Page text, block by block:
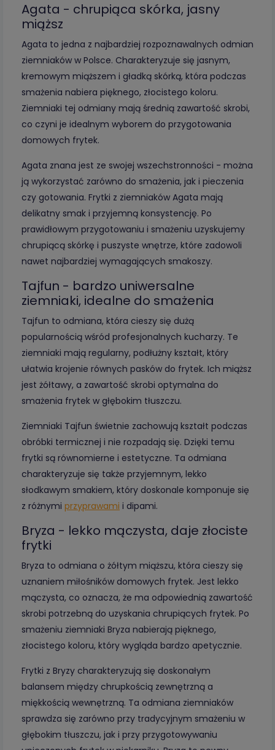
Agata - chrupiąca skórka, jasny
miąższ
Agata to jedna z najbardziej rozpoznawalnych odmian
ziemniaków w Polsce. Charakteryzuje się jasnym,
kremowym miąższem i gładką skórką, która podczas
smażenia nabiera pięknego, złocistego koloru.
Ziemniaki tej odmiany mają średnią zawartość skrobi,
co czyni je idealnym wyborem do przygotowania
domowych frytek.
Agata znana jest ze swojej wszechstronności - można
ją wykorzystać zarówno do smażenia, jak i pieczenia
czy gotowania. Frytki z ziemniaków Agata mają
delikatny smak i przyjemną konsystencję. Po
prawidłowym przygotowaniu i smażeniu uzyskujemy
chrupiącą skórkę i puszyste wnętrze, które zadowoli
nawet najbardziej wymagających smakoszy.
Tajfun - bardzo uniwersalne
ziemniaki, idealne do smażenia
Tajfun to odmiana, która cieszy się dużą
popularnością wśród profesjonalnych kucharzy. Te
ziemniaki mają regularny, podłużny kształt, który
ułatwia krojenie równych pasków do frytek. Ich miąższ
jest żółtawy, a zawartość skrobi optymalna do
smażenia frytek w głębokim tłuszczu.
Ziemniaki Tajfun świetnie zachowują kształt podczas
obróbki termicznej i nie rozpadają się. Dzięki temu
frytki są równomierne i estetyczne. Ta odmiana
charakteryzuje się także przyjemnym, lekko
słodkawym smakiem, który doskonale komponuje się
z różnymi przyprawami i dipami.
Bryza - lekko mączysta, daje złociste
frytki
Bryza to odmiana o żółtym miąższu, która cieszy się
uznaniem miłośników domowych frytek. Jest lekko
mączysta, co oznacza, że ma odpowiednią zawartość
skrobi potrzebną do uzyskania chrupiących frytek. Po
smażeniu ziemniaki Bryza nabierają pięknego,
złocistego koloru, który wygląda bardzo apetycznie.
Frytki z Bryzy charakteryzują się doskonałym
balansem między chrupkością zewnętrzną a
miękkością wewnętrzną. Ta odmiana ziemniaków
sprawdza się zarówno przy tradycyjnym smażeniu w
głębokim tłuszczu, jak i przy przygotowywaniu